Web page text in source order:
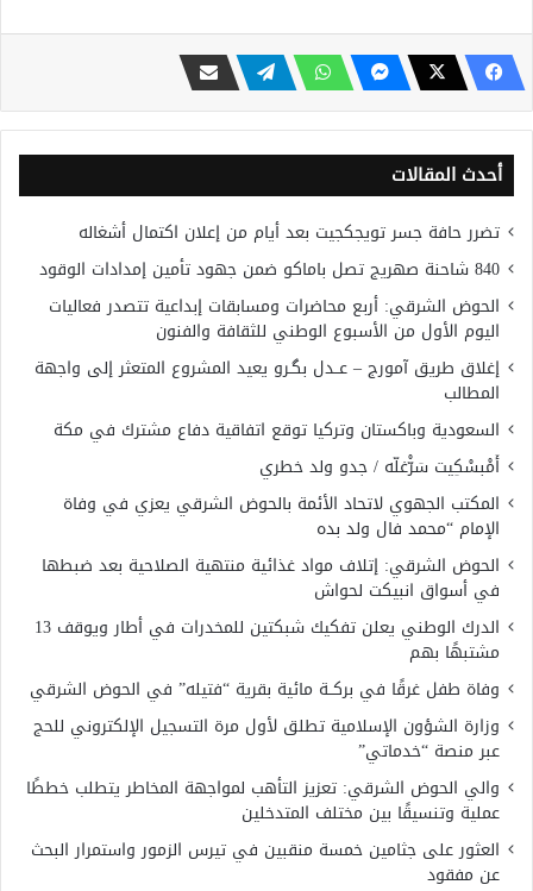
أحدث المقالات
تضرر حافة جسر تويجكجيت بعد أيام من إعلان اكتمال أشغاله
840 شاحنة صهريج تصل باماكو ضمن جهود تأمين إمدادات الوقود
الحوض الشرقي: أربع محاضرات ومسابقات إبداعية تتصدر فعاليات
اليوم الأول من الأسبوع الوطني للثقافة والفنون
إغلاق طريق آمورج – عــدل بگـرو يعيد المشروع المتعثر إلى واجهة
المطالب
السعودية وباكستان وتركيا توقع اتفاقية دفاع مشترك في مكة
أَمْبسْكِيت سَرّْغلّه / جدو ولد خطري
المكتب الجهوي لاتحاد الأئمة بالحوض الشرقي يعزي في وفاة
الإمام “محمد فال ولد بده
الحوض الشرقي: إتلاف مواد غذائية منتهية الصلاحية بعد ضبطها
في أسواق انبيكت لحواش
الدرك الوطني يعلن تفكيك شبكتين للمخدرات في أطار ويوقف 13
مشتبهًا بهم
وفاة طفل غرقًا في بركــة مائية بقرية “فتيله” في الحوض الشرقي
وزارة الشؤون الإسلامية تطلق لأول مرة التسجيل الإلكتروني للحج
عبر منصة “خدماتي”
والي الحوض الشرقي: تعزيز التأهب لمواجهة المخاطر يتطلب خططًا
عملية وتنسيقًا بين مختلف المتدخلين
العثور على جثامين خمسة منقبين في تيرس الزمور واستمرار البحث
عن مفقود